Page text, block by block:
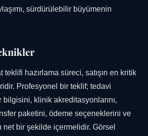
sürdürülebilir büyümenin
teklifi hazırlama süreci, satışın en kritik
Profesyonel bir teklif; tedavi
bilgisini, klinik akreditasyonlarını,
paketini, ödeme seçeneklerini ve
net bir şekilde içermelidir. Görsel